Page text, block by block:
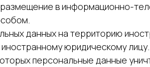
в информационно-
данных на территорию
юридическому лицу.
персональные данные